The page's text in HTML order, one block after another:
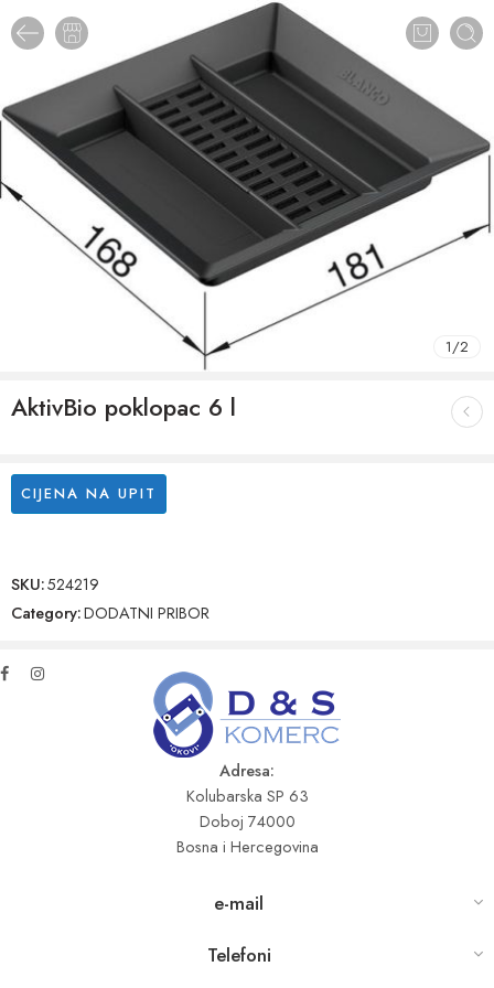
1/2
AktivBio poklopac 6 l
CIJENA NA UPIT
SKU:524219
Category:DODATNI PRIBOR
Adresa:
Kolubarska SP 63
Doboj 74000
Bosna i Hercegovina
e-mail
Telefoni